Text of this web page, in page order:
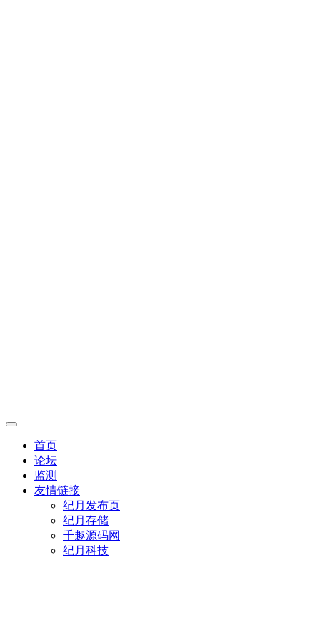
首页
论坛
监测
友情链接
纪月发布页
纪月存储
千趣源码网
纪月科技